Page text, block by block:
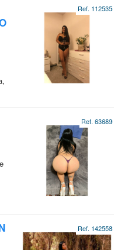
Ref. 112535
Ref. 63689
Ref. 142558